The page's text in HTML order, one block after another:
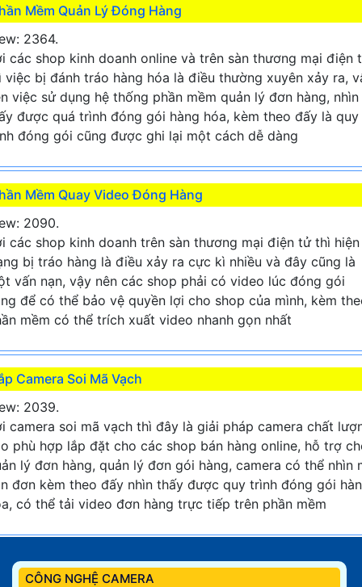
Mềm Quản Lý Đóng Hàng
2364.
các shop kinh doanh online và trên sàn thương mại điện
việc bị đánh tráo hàng hóa là điều thường xuyên xảy ra,
việc sử dụng hệ thống phần mềm quản lý đơn hàng, nhìn
được quá trình đóng gói hàng hóa, kèm theo đấy là quy
đóng gói cũng được ghi lại một cách dễ dàng
Mềm Quay Video Đóng Hàng
2090.
các shop kinh doanh trên sàn thương mại điện tử thì hiện
bị tráo hàng là điều xảy ra cực kì nhiều và đây cũng là
vấn nạn, vậy nên các shop phải có video lúc đóng gói
để có thể bảo vệ quyền lợi cho shop của mình, kèm
mềm có thể trích xuất video nhanh gọn nhất
Camera Soi Mã Vạch
2039.
camera soi mã vạch thì đây là giải pháp camera chất
phù hợp lắp đặt cho các shop bán hàng online, hỗ trợ
lý đơn hàng, quản lý đơn gói hàng, camera có thể nhìn
đơn kèm theo đấy nhìn thấy được quy trình đóng gói
có thể tải video đơn hàng trực tiếp trên phần mềm
CÔNG NGHỆ CAMERA